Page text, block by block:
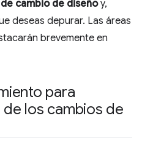
cambio de diseñoy,
deseas depurar. Las áreas
brevemente en
para
los cambios de